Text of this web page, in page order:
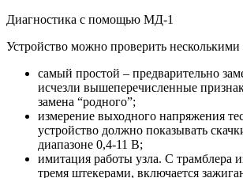
Диагностика с помощью МД-1
Устройство можно проверить несколькими
самый простой – предварительно
исчезли вышеперечисленные
замена “родного”;
измерение выходного напряжения
устройство должно показывать
диапазоне 0,4-11 В;
имитация работы узла. С трамблера
тремя штекерами, включается